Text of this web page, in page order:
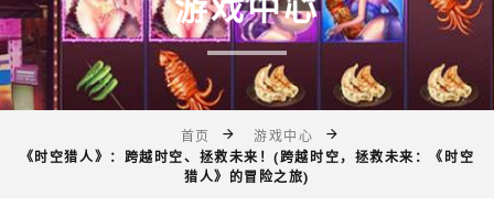
游戏中心
首页
游戏中心
《时空猎人》：跨越时空、拯救未来！(跨越时空，拯救未来：《时空
猎人》的冒险之旅)